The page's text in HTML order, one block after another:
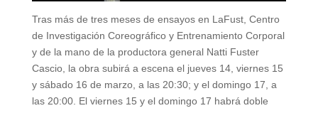
Tras más de tres meses de ensayos en LaFust, Centro
de Investigación Coreográfico y Entrenamiento Corporal
y de la mano de la productora general Natti Fuster
Cascio, la obra subirá a escena el jueves 14, viernes 15
y sábado 16 de marzo, a las 20:30; y el domingo 17, a
las 20:00. El viernes 15 y el domingo 17 habrá doble